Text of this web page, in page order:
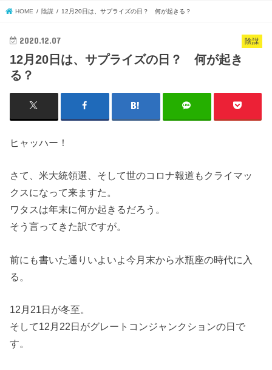
HOME 陰謀 12月20日は、サプライズの日？ 何が起きる？
陰謀
2020.12.07
12月20日は、サプライズの日？ 何が起き
る？
ヒャッハー！
さて、米大統領選、そして世のコロナ報道もクライマッ
クスになって来ますた。
ワタスは年末に何か起きるだろう。
そう言ってきた訳ですが。
前にも書いた通りいよいよ今月末から水瓶座の時代に入
る。
12月21日が冬至。
そして12月22日がグレートコンジャンクションの日で
す。